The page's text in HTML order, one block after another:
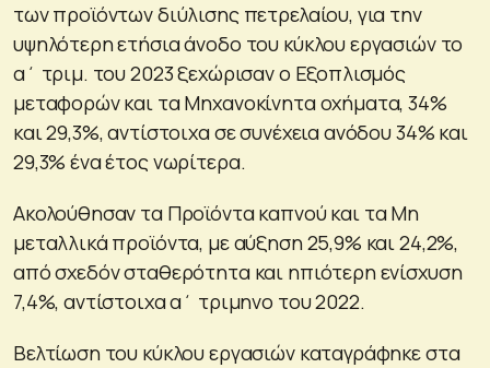
των προϊόντων διύλισης πετρελαίου, για την
υψηλότερη ετήσια άνοδο του κύκλου εργασιών το
α΄ τριμ. του 2023 ξεχώρισαν ο Εξοπλισμός
μεταφορών και τα Μηχανοκίνητα οχήματα, 34%
και 29,3%, αντίστοιχα σε συνέχεια ανόδου 34% και
29,3% ένα έτος νωρίτερα.
Ακολούθησαν τα Προϊόντα καπνού και τα Μη
μεταλλικά προϊόντα, με αύξηση 25,9% και 24,2%,
από σχεδόν σταθερότητα και ηπιότερη ενίσχυση
7,4%, αντίστοιχα α΄ τριμηνο του 2022.
Βελτίωση του κύκλου εργασιών καταγράφηκε στα